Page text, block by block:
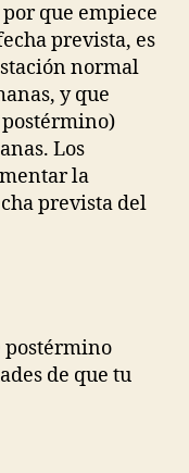
que empiece
prevista, es
normal
y que
Los
la
prevista del
postérmino
de que tu